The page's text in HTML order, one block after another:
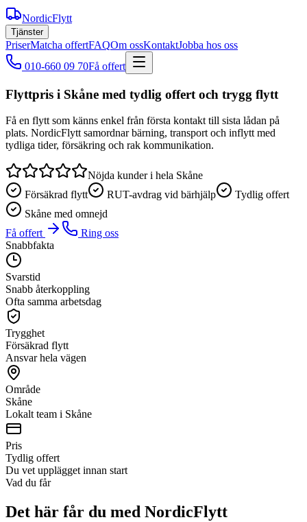
NordicFlytt
Tjänster
PriserMatcha offertFAQOm ossKontaktJobba hos oss
010-660 09 70Få offert
Flyttpris i Skåne med tydlig offert och trygg flytt
Få en flytt som känns enkel från första kontakt till sista lådan på
plats. NordicFlytt samordnar bärning, transport och inflytt med
tydliga tider, försäkring och rak kommunikation.
Nöjda kunder i hela Skåne
Försäkrad flytt
RUT-avdrag vid bärhjälp
Tydlig offert
Skåne med omnejd
Få offert
Ring oss
Snabbfakta
Svarstid
Snabb återkoppling
Ofta samma arbetsdag
Trygghet
Försäkrad flytt
Ansvar hela vägen
Område
Skåne
Lokalt team i Skåne
Pris
Tydlig offert
Du vet upplägget innan start
Vad du får
Det här får du med NordicFlytt